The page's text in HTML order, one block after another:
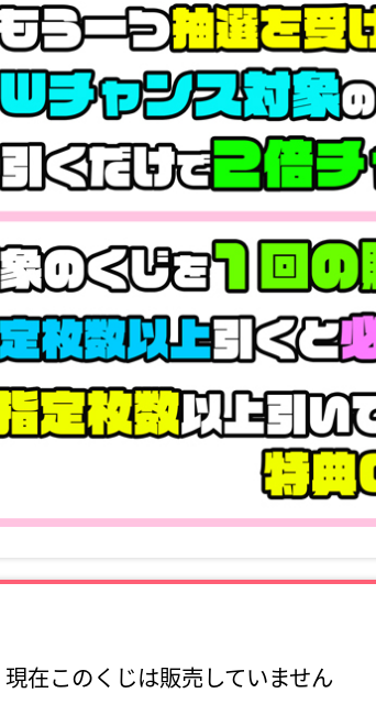
現在このくじは販売していません